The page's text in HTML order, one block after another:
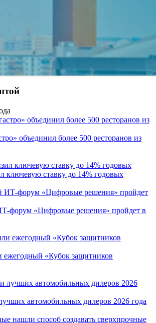
объединил более 500 ресторанов из
ключевую ставку до 14% годовых
форум «Цифровые решения» пройдет в
ежегодный «Кубок защитников
автомобильных дилеров 2026 года